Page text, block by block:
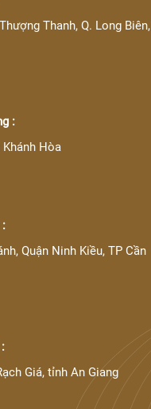
Thanh, Q. Long Biên,
:
Hòa
:
Quận Ninh Kiều, TP Cần
Giá, tỉnh An Giang